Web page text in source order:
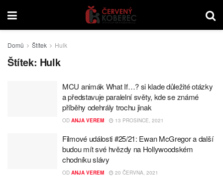
Domů Štítek Hulk
Štítek: Hulk
MCU animák What If…? si klade důležité otázky
a představuje paralelní světy, kde se známé
příběhy odehrály trochu jinak
OD ANJA VEREM 13 PROSINCE, 2021
Filmové události #25/21: Ewan McGregor a další
budou mít své hvězdy na Hollywoodském
chodníku slávy
OD ANJA VEREM 20 ČERVNA, 2021